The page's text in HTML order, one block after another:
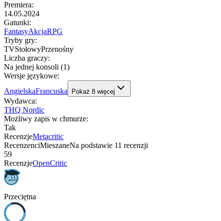
Premiera:
14.05.2024
Gatunki:
FantasyAkcjaRPG
Tryby gry:
TVStołowyPrzenośny
Liczba graczy:
Na jednej konsoli (1)
Wersje językowe:
AngielskaFrancuska Pokaż 8 więcej
Wydawca:
THQ Nordic
Możliwy zapis w chmurze:
Tak
RecenzjeMetacritic
RecenzenciMieszaneNa podstawie 11 recenzji
59
RecenzjeOpenCritic
Przeciętna